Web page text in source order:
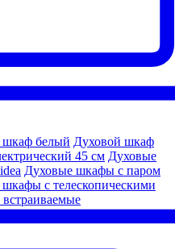
шкаф белый Духовой шкаф
45 см Духовые
Духовые шкафы с паром
с телескопическими